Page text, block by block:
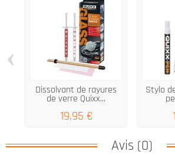
Dissolvant de rayures
de verre Quixx...
19,95 €
Stylo
‹
Avis (0)